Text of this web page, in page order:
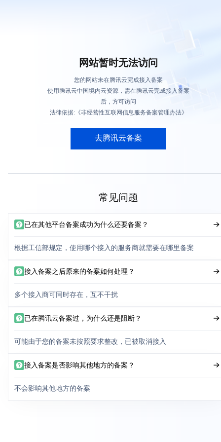
网站暂时无法访问
您的网站未在腾讯云完成接入备案
使用腾讯云中国境内云资源，需在腾讯云完成接入备案
后，方可访问
法律依据:《非经营性互联网信息服务备案管理办法》
去腾讯云备案
常见问题
已在其他平台备案成功为什么还要备案？
根据工信部规定，使用哪个接入的服务商就需要在哪里备案
接入备案之后原来的备案如何处理？
多个接入商可同时存在，互不干扰
已在腾讯云备案过，为什么还是阻断？
可能由于您的备案未按照要求整改，已被取消接入
接入备案是否影响其他地方的备案？
不会影响其他地方的备案